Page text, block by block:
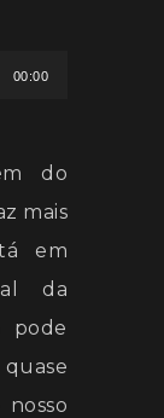
00:00
do
mais
em
da
pode